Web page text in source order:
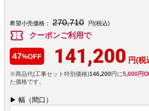
希望小売価格： 270,710 円(税込)
confirmation_number クーポンご利用で
47%OFF 141,200 円(税
※商品代(工事セット特別価格)146,200円に5,000円
た価格です。
▶ 幅（間口）